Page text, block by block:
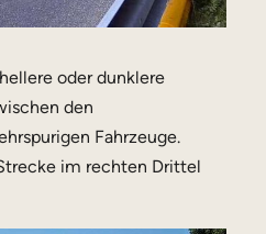
oder dunklere
den
Fahrzeuge.
im rechten Drittel